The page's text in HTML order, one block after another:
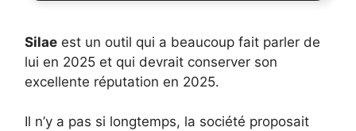
Silae est un outil qui a beaucoup fait parler de
lui en 2025 et qui devrait conserver son
excellente réputation en 2025.
Il n’y a pas si longtemps, la société proposait